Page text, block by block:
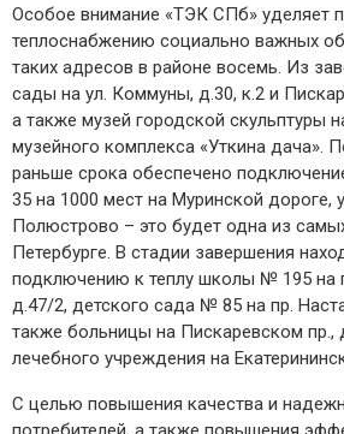
Особое внимание «ТЭК СПб» уделяет
теплоснабжению социально важных
таких адресов в районе восемь. Из
сады на ул. Коммуны, д.30, к.2 и
а также музей городской скульптуры
музейного комплекса «Уткина дача».
раньше срока обеспечено
35 на 1000 мест на Муринской дороге,
Полюстрово – это будет одна из
Петербурге. В стадии завершения
подключению к теплу школы № 195 на
д.47/2, детского сада № 85 на пр.
также больницы на Пискаревском пр.,
лечебного учреждения на
С целью повышения качества и